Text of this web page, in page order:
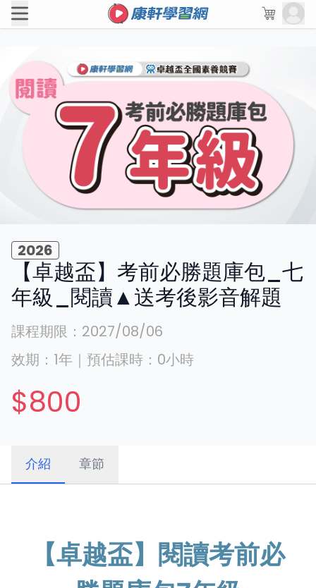
2026
【卓越盃】考前必勝題庫包_七
年級_閱讀▲送考後影音解題
課程期限： 2027/08/06
效期： 1年 ｜ 預估課時： 0小時
$800
介紹 章節
【卓越盃】閱讀考前必